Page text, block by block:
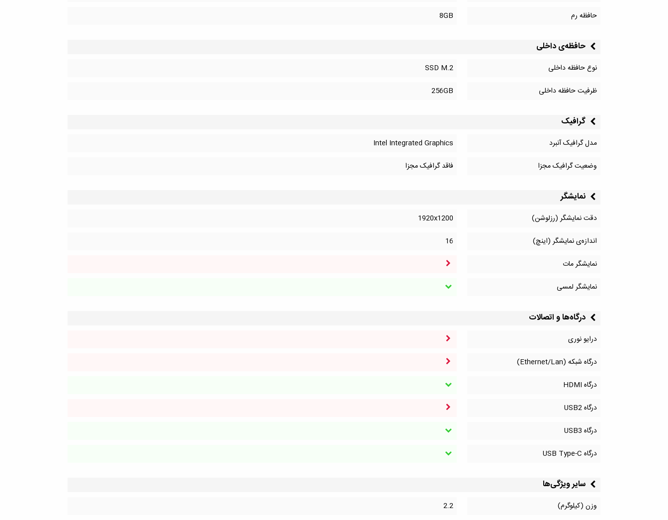
حافظه رم
8GB
حافظه‌‌ی داخلی
نوع حافظه داخلی
SSD M.2
ظرفیت حافظه داخلی
256GB
گرافیک
مدل گرافیک آنبرد
Intel Integrated Graphics
وضعیت گرافیک مجزا
فاقد گرافیک مجزا
نمایشگر
دقت نمایشگر (رزلوشن)
1920x1200
اندازه‌ی نمایشگر (اینچ)
16
نمایشگر مات
نمایشگر لمسی
درگاه‌ها و اتصالات
درایو نوری
درگاه شبکه (Ethernet/Lan)
درگاه HDMI
درگاه‌ USB2
درگاه‌ USB3
درگاه‌ USB Type-C
سایر ویژگی‌ها
وزن (کیلوگرم) 2.2